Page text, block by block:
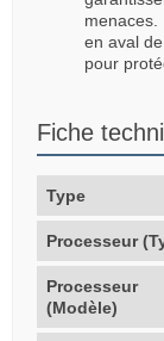
menaces.
en aval
pour
Fiche
Type
Processeur
Processeur
(Modèle)